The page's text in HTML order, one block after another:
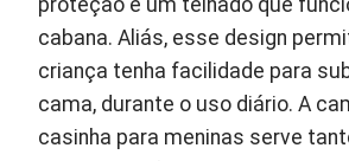
proteção e um telhado que
cabana. Aliás, esse design
criança tenha facilidade para
cama, durante o uso diário. A
casinha para meninas serve